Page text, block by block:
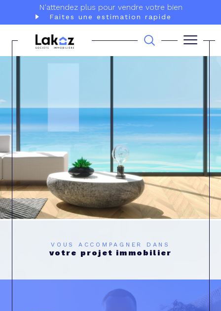
N'attendez plus pour vendre votre bien
Faites une estimation rapide
VOUS ACCOMPAGNER DANS
votre projet immobilier